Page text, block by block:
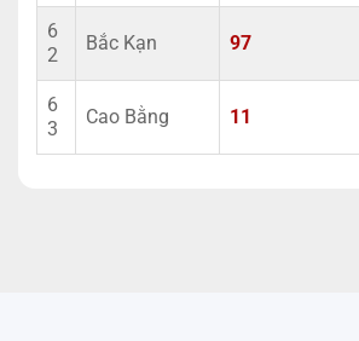
6
2
Bắc Kạn 97
6
3
Cao Bằng 11